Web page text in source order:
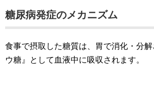
糖尿病発症のメカニズム
食事で摂取した糖質は、胃で消化・分
ウ糖』として血液中に吸収されます。